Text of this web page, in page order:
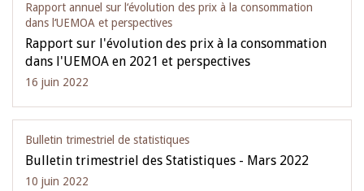
Rapport annuel sur l‘évolution des prix à la consommation
dans l‘UEMOA et perspectives
Rapport sur l'évolution des prix à la consommation
dans l'UEMOA en 2021 et perspectives
16 juin 2022
Bulletin trimestriel de statistiques
Bulletin trimestriel des Statistiques - Mars 2022
10 juin 2022